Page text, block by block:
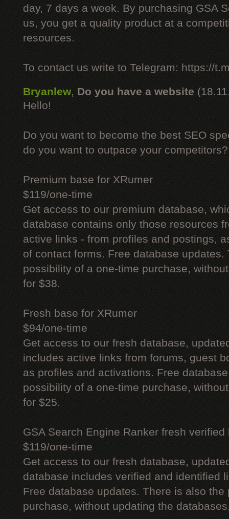
day, 7 days a week. By purchasing GSA
us, you get a quality product at a
resources.
To contact us write to Telegram: https://
Bryanlew, Do you have a website
Hello!
Do you want to become the best SEO
do you want to outpace your competitors?
Premium base for XRumer
$119/one-time
Get access to our premium database,
database contains only those resources
active links - from profiles and postings,
of contact forms. Free database updates.
possibility of a one-time purchase,
for $38.
Fresh base for XRumer
$94/one-time
Get access to our fresh database,
includes active links from forums, guest
as profiles and activations. Free
possibility of a one-time purchase,
for $25.
GSA Search Engine Ranker fresh verified
$119/one-time
Get access to our fresh database,
database includes verified and identified
Free database updates. There is also
purchase, without updating the